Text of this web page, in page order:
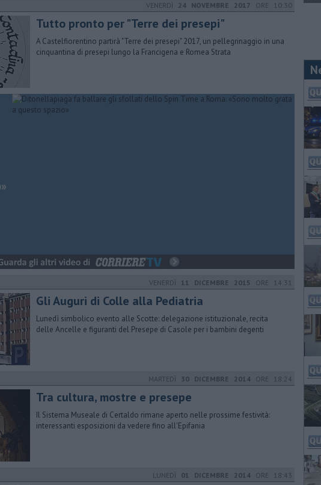
VENERDÌ 24 NOVEMBRE 2017 ORE 10:30
Tutto pronto per "Terre dei presepi"
A Castelfiorentino partirà "Terre dei presepi" 2017, un pellegrinaggio in una
cinquantina di presepi lungo la Francigena e Romea Strata
VENERDÌ 11 DICEMBRE 2015 ORE 14:31
Gli Auguri di Colle alla Pediatria
Lunedì simbolico evento alle Scotte: delegazione istituzionale, recita
delle Ancelle e figuranti del Presepe di Casole per i bambini degenti
MARTEDÌ 30 DICEMBRE 2014 ORE 18:24
Tra cultura, mostre e presepe
Il Sistema Museale di Certaldo rimane aperto nelle prossime festività:
interessanti esposizioni da vedere fino all'Epifania
LUNEDÌ 01 DICEMBRE 2014 ORE 18:43